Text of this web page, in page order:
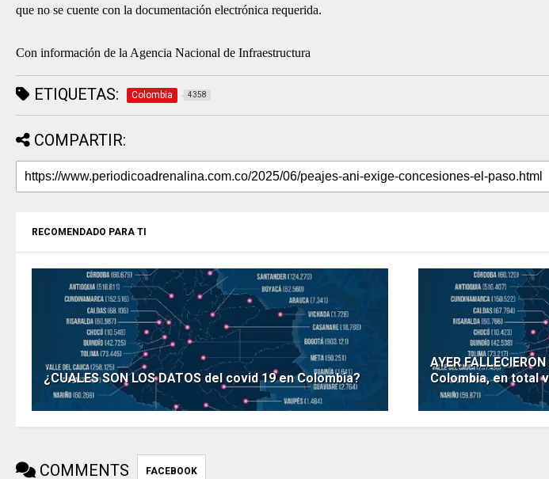
que no se cuente con la documentación electrónica requerida.
Con información de la Agencia Nacional de Infraestructura
ETIQUETAS: Colombia 4358
COMPARTIR:
RECOMENDADO PARA TI
¿CUALES SON LOS DATOS del covid 19 en Colombia?
AYER
Colombia, en total
COMMENTS FACEBOOK